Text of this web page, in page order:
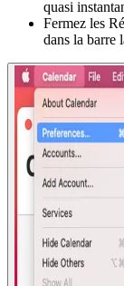
quasi
Fermez les
dans la barre